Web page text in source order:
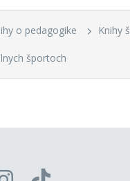
o pedagogike Knihy
športoch